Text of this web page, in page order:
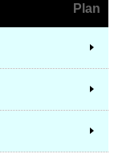
Plan